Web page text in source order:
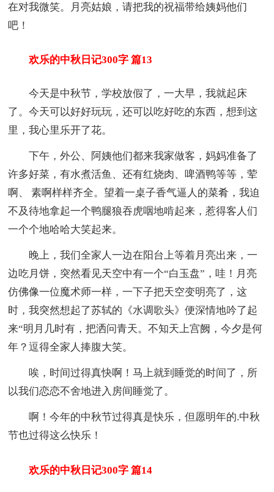
在对我微笑。月亮姑娘，请把我的祝福带给姨妈他们
吧！
欢乐的中秋日记300字 篇13
今天是中秋节，学校放假了，一大早，我就起床
了。今天可以好好玩玩，还可以吃好吃的东西，想到这
里，我心里乐开了花。
下午，外公、阿姨他们都来我家做客，妈妈准备了
许多好菜，有水煮活鱼、还有红烧肉、啤酒鸭等等，荤
啊、 素啊样样齐全。望着一桌子香气逼人的菜肴，我迫
不及待地拿起一个鸭腿狼吞虎咽地啃起来，惹得客人们
一个个地哈哈大笑起来。
晚上，我们全家人一边在阳台上等着月亮出来，一
边吃月饼，突然看见天空中有一个“白玉盘”，哇！月亮
仿佛像一位魔术师一样，一下子把天空变明亮了，这
时，我突然想起了苏轼的《水调歌头》便深情地吟了起
来“明月几时有，把洒问青天。不知天上宫阙，今夕是何
年？逗得全家人捧腹大笑。
唉，时间过得真快啊！马上就到睡觉的时间了，所
以我们恋恋不舍地进入房间睡觉了。
啊！今年的中秋节过得真是快乐，但愿明年的.中秋
节也过得这么快乐！
欢乐的中秋日记300字 篇14